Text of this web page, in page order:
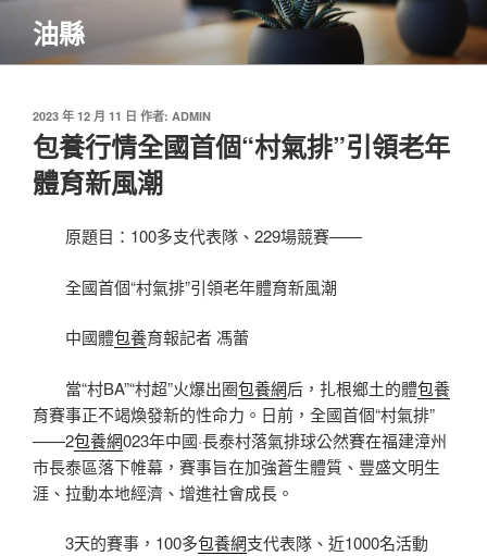
主
油縣
發
佈
於
2023 年 12 月 11 日 作者: ADMIN
包養行情全國首個“村氣排”引領老年
體育新風潮
原題目：100多支代表隊、229場競賽——
全國首個“村氣排”引領老年體育新風潮
中國體包養育報記者 馮蕾
當“村BA”“村超”火爆出圈包養網后，扎根鄉土的體包養
育賽事正不竭煥發新的性命力。日前，全國首個“村氣排”
——2包養網023年中國·長泰村落氣排球公然賽在福建漳州
市長泰區落下帷幕，賽事旨在加強蒼生體質、豐盛文明生
涯、拉動本地經濟、增進社會成長。
3天的賽事，100多包養網支代表隊、近1000名活動